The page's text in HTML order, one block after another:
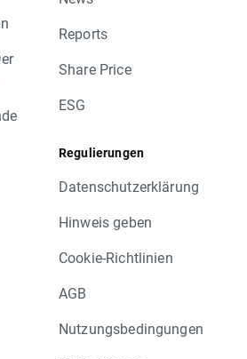
Reports
Share Price
ESG
Regulierungen
Datenschutzerklärung
Hinweis geben
Cookie-Richtlinien
AGB
Nutzungsbedingungen